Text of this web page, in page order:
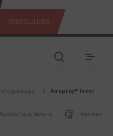
PARTICULIERS
Afficher le
d'égalisage airspray® level
Ajouter aux favoris Imprimer